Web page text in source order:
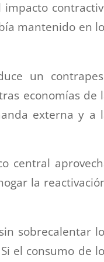
impacto
mantenido en
un
economías de
externa y a
central
la
sobrecalentar
el consumo de